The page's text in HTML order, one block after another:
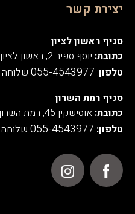
יצירת קשר
סניף ראשון לציון
כתובת: יוסף ספיר 2, ראשון לציון
טלפון:
055-4543977 שלוחה 1
סניף רמת השרון
כתובת: אוסישקין 45, רמת השרון
טלפון: 055-4543977 שלוחה 2